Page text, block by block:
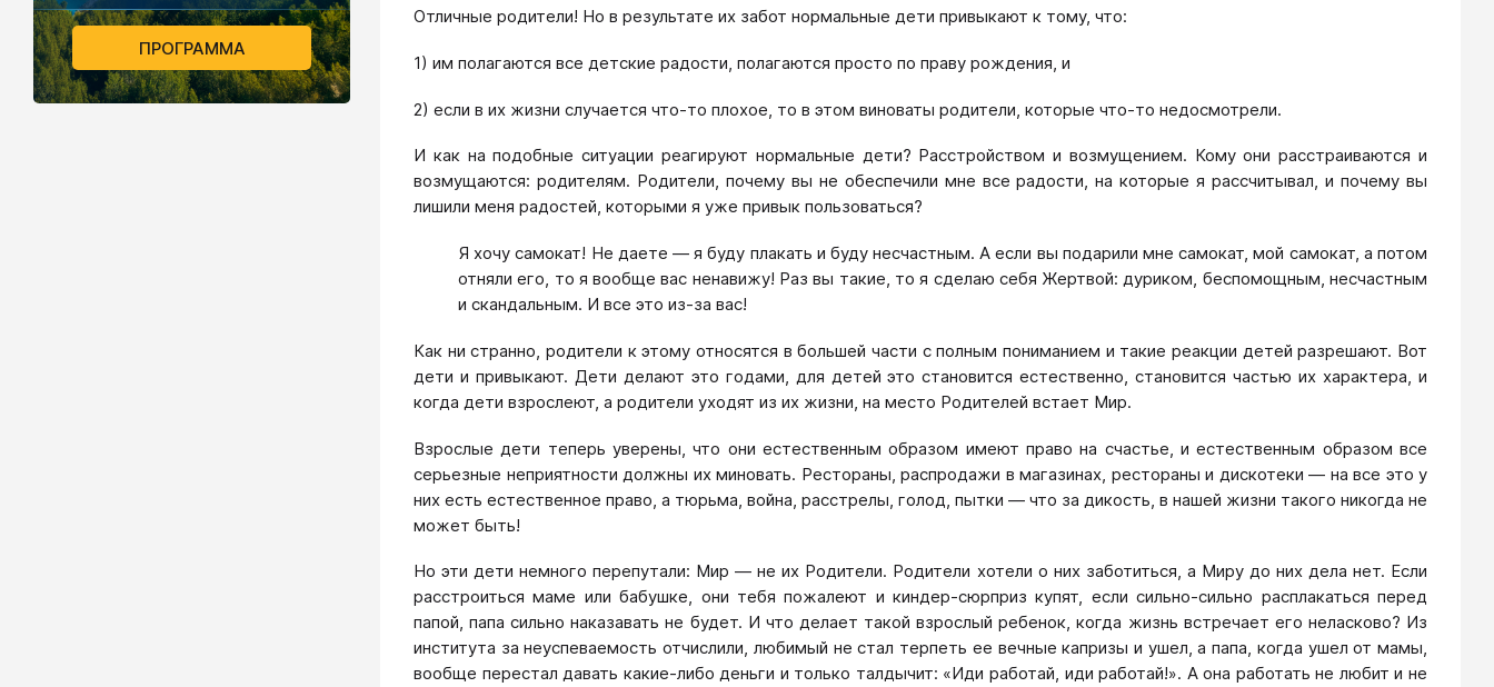
Отличные родители! Но в результате их забот нормальные дети привыкают к тому, что:
1) им полагаются все детские радости, полагаются просто по праву рождения, и
2) если в их жизни случается что-то плохое, то в этом виноваты родители, которые что-то недосмотрели.
И как на подобные ситуации реагируют нормальные дети? Расстройством и возмущением. Кому они расстраиваются и
возмущаются: родителям. Родители, почему вы не обеспечили мне все радости, на которые я рассчитывал, и почему вы
лишили меня радостей, которыми я уже привык пользоваться?
Я хочу самокат! Не даете — я буду плакать и буду несчастным. А если вы подарили мне самокат, мой самокат, а потом
отняли его, то я вообще вас ненавижу! Раз вы такие, то я сделаю себя Жертвой: дуриком, беспомощным, несчастным
и скандальным. И все это из-за вас!
Как ни странно, родители к этому относятся в большей части с полным пониманием и такие реакции детей разрешают. Вот
дети и привыкают. Дети делают это годами, для детей это становится естественно, становится частью их характера, и
когда дети взрослеют, а родители уходят из их жизни, на место Родителей встает Мир.
Взрослые дети теперь уверены, что они естественным образом имеют право на счастье, и естественным образом все
серьезные неприятности должны их миновать. Рестораны, распродажи в магазинах, рестораны и дискотеки — на все это у
них есть естественное право, а тюрьма, война, расстрелы, голод, пытки — что за дикость, в нашей жизни такого никогда не
может быть!
Но эти дети немного перепутали: Мир — не их Родители. Родители хотели о них заботиться, а Миру до них дела нет. Если
расстроиться маме или бабушке, они тебя пожалеют и киндер-сюрприз купят, если сильно-сильно расплакаться перед
папой, папа сильно наказавать не будет. И что делает такой взрослый ребенок, когда жизнь встречает его неласково? Из
института за неуспеваемость отчислили, любимый не стал терпеть ее вечные капризы и ушел, а папа, когда ушел от мамы,
вообще перестал давать какие-либо деньги и только талдычит: «Иди работай, иди работай!». А она работать не любит и не
ПРОГРАММА